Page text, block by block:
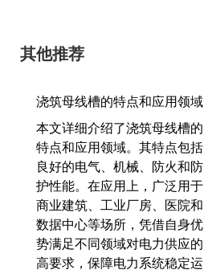
其他推荐
浇筑母线槽的特点和应用领域
本文详细介绍了浇筑母线槽的
特点和应用领域。其特点包括
良好的电气、机械、防火和防
护性能。在应用上，广泛用于
商业建筑、工业厂房、医院和
数据中心等场所，凭借自身优
势满足不同领域对电力供应的
高要求，保障电力系统稳定运